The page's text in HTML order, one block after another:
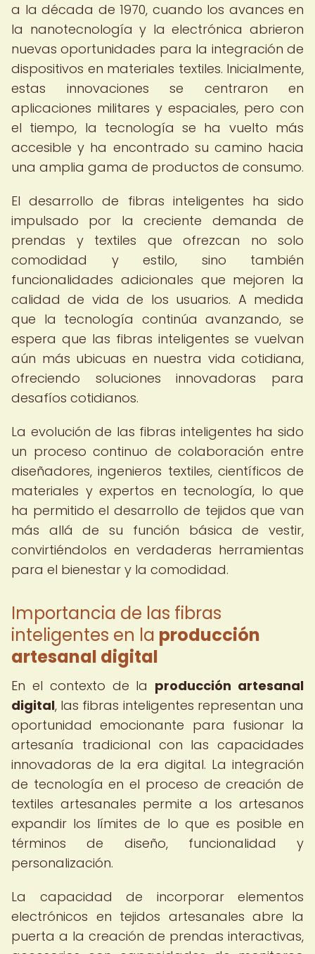
a la década de 1970, cuando los avances en
la nanotecnología y la electrónica abrieron
nuevas oportunidades para la integración de
dispositivos en materiales textiles. Inicialmente,
estas innovaciones se centraron en
aplicaciones militares y espaciales, pero con
el tiempo, la tecnología se ha vuelto más
accesible y ha encontrado su camino hacia
una amplia gama de productos de consumo.
El desarrollo de fibras inteligentes ha sido
impulsado por la creciente demanda de
prendas y textiles que ofrezcan no solo
comodidad y estilo, sino también
funcionalidades adicionales que mejoren la
calidad de vida de los usuarios. A medida
que la tecnología continúa avanzando, se
espera que las fibras inteligentes se vuelvan
aún más ubicuas en nuestra vida cotidiana,
ofreciendo soluciones innovadoras para
desafíos cotidianos.
La evolución de las fibras inteligentes ha sido
un proceso continuo de colaboración entre
diseñadores, ingenieros textiles, científicos de
materiales y expertos en tecnología, lo que
ha permitido el desarrollo de tejidos que van
más allá de su función básica de vestir,
convirtiéndolos en verdaderas herramientas
para el bienestar y la comodidad.
Importancia de las fibras
inteligentes en la producción
artesanal digital
En el contexto de la producción artesanal
digital, las fibras inteligentes representan una
oportunidad emocionante para fusionar la
artesanía tradicional con las capacidades
innovadoras de la era digital. La integración
de tecnología en el proceso de creación de
textiles artesanales permite a los artesanos
expandir los límites de lo que es posible en
términos de diseño, funcionalidad y
personalización.
La capacidad de incorporar elementos
electrónicos en tejidos artesanales abre la
puerta a la creación de prendas interactivas,